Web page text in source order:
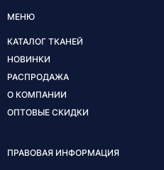
МЕНЮ
КАТАЛОГ ТКАНЕЙ
НОВИНКИ
РАСПРОДАЖА
О КОМПАНИИ
ОПТОВЫЕ СКИДКИ
ПРАВОВАЯ ИНФОРМАЦИЯ